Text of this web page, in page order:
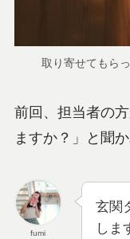
取り寄せてもら
前回、担当者の
ますか？」と聞
fumi
玄関
しま